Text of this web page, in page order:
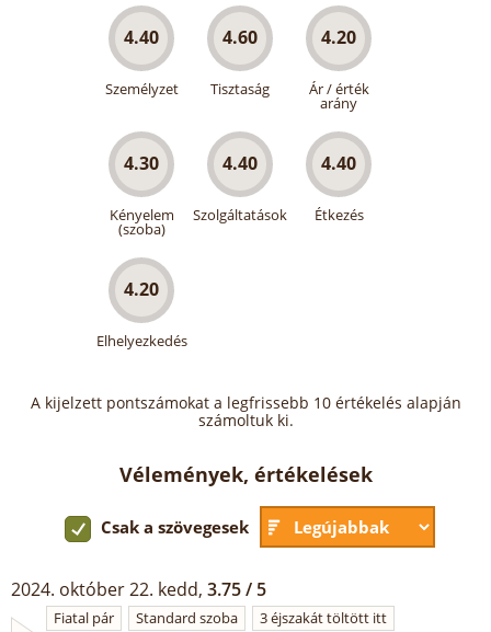
4.40
Személyzet
4.60
Tisztaság
4.20
Ár / érték
arány
4.30
Kényelem
(szoba)
4.40
Szolgáltatások
4.40
Étkezés
4.20
Elhelyezkedés
A kijelzett pontszámokat a legfrissebb 10 értékelés alapján
számoltuk ki.
Vélemények, értékelések
Csak a szövegesek
2024. október 22. kedd, 3.75 / 5
Fiatal pár Standard szoba 3 éjszakát töltött itt